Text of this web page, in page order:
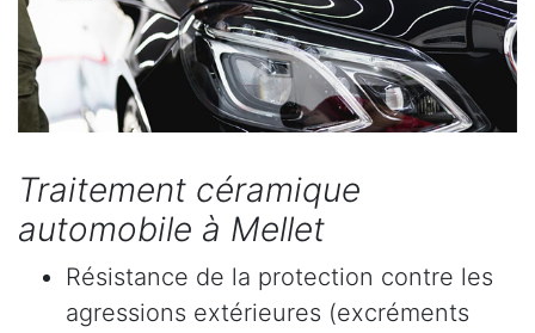
Traitement céramique
automobile à Mellet
Résistance de la protection contre les
agressions extérieures (excréments